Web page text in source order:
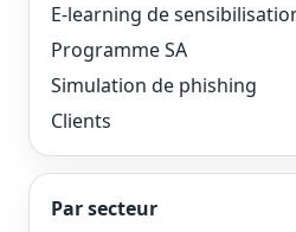
E-learning de
Programme SA
Simulation de phishing
Clients
Par secteur